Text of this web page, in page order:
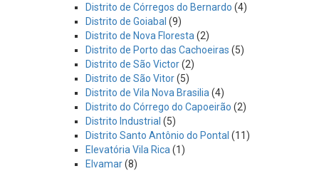
Distrito de Córregos do Bernardo (4)
Distrito de Goiabal (9)
Distrito de Nova Floresta(2)
Distrito de Porto das Cachoeiras (5)
Distrito de São Victor(2)
Distrito de São Vitor(5)
Distrito de Vila Nova Brasilia(4)
Distrito do Córrego do Capoeirão (2)
Distrito Industrial (5)
Distrito Santo Antônio do Pontal (11)
Elevatória Vila Rica(1)
Elvamar(8)